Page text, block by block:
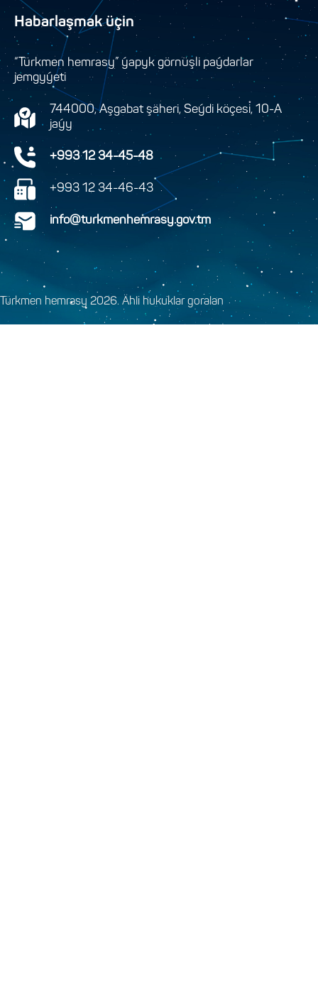
Habarlaşmak üçin
“Türkmen hemrasy” ýapyk görnüşli paýdarlar
jemgyýeti
744000, Aşgabat şäheri, Seýdi köçesi, 10-A
jaýy
+993 12 34-45-48
+993 12 34-46-43
info@turkmenhemrasy.gov.tm
Türkmen hemrasy 2026. Ähli hukuklar goralan